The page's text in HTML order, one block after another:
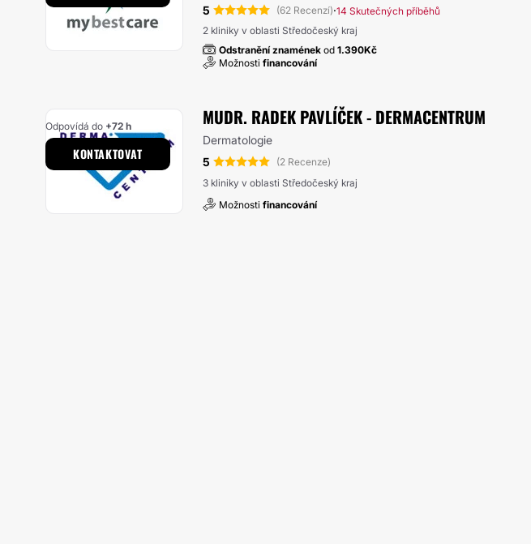
5
(62 Recenzí)·14 Skutečných příběhů
2 kliniky v oblasti Středočeský kraj
Odstranění znamének od 1.390Kč
Možnosti financování
MUDR. RADEK PAVLÍČEK - DERMACENTRUM
Dermatologie
5
(2 Recenze)
3 kliniky v oblasti Středočeský kraj
Možnosti financování
Odpovídá do +72 h
KONTAKTOVAT